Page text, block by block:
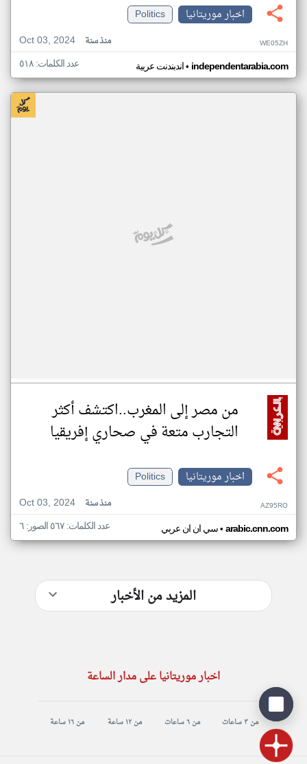
اخبار موريتانيا
Politics
Oct 03, 2024
منذ سنة WE05ZH
اندبندنت عربية• independentarabia.com عدد الكلمات: ٥١٨
من مصر إلى المغرب..اكتشف أكثر
التجارب متعة في صحاري إفريقيا
اخبار موريتانيا
Politics
Oct 03, 2024
منذ سنة AZ95RO
سي ان ان عربي• arabic.cnn.com عدد الكلمات: ٥٦٧ الصور: ٦
المزيد من الأخبار
اخبار موريتانيا على مدار الساعة
من ٣ ساعات من ٦ ساعات من ١٢ ساعة من ١٦ ساعة